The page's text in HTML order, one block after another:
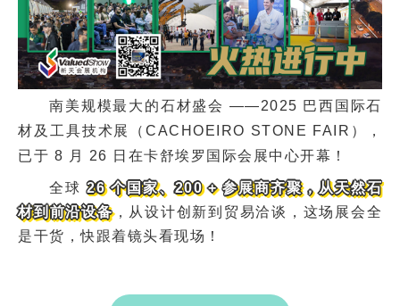
南美规模最大的石材盛会 ——2025 巴西国际石
材及工具技术展（CACHOEIRO STONE FAIR），
已于 8 月 26 日在卡舒埃罗国际会展中心开幕！
全球 26 个国家、200 + 参展商齐聚，从天然石
材到前沿设备，从设计创新到贸易洽谈，这场展会全
是干货，快跟着镜头看现场！